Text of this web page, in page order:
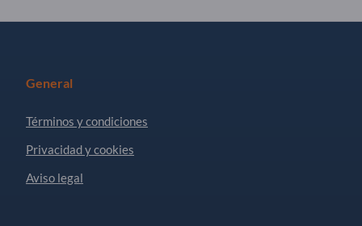
General
Términos y condiciones
Privacidad y cookies
Aviso legal